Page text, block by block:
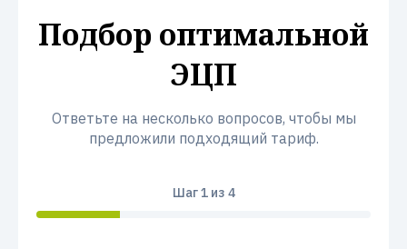
Подбор оптимальной
ЭЦП
Ответьте на несколько вопросов, чтобы мы
предложили подходящий тариф.
Шаг1из 4